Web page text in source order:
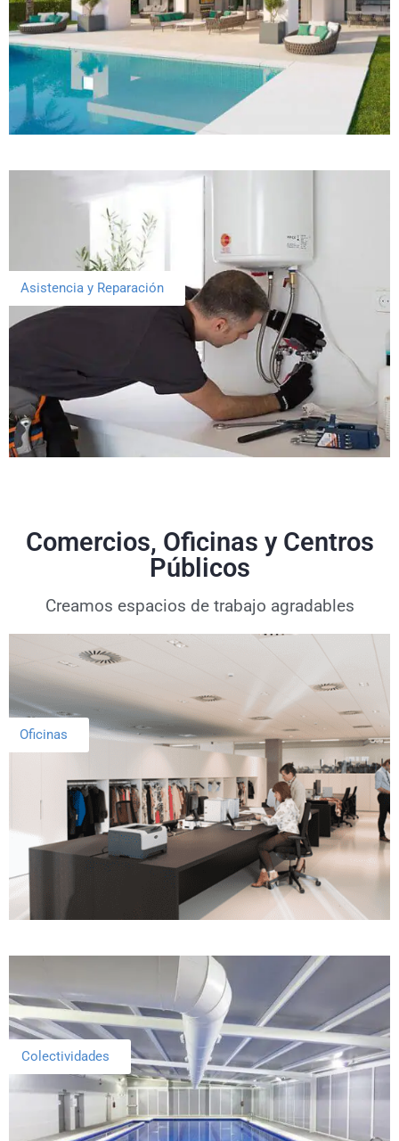
Asistencia y Reparación
Comercios, Oficinas y Centros
Públicos
Creamos espacios de trabajo agradables
Oficinas
Colectividades